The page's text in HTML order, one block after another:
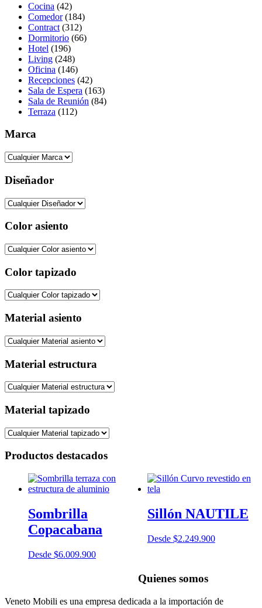
Cocina (42)
Comedor(184)
Contract (312)
Dormitorio (66)
Hotel (196)
Living (248)
Oficina (146)
Recepciones (42)
Sala de Espera (163)
Sala de Reunión (84)
Terraza (112)
Marca
Diseñador
Color asiento
Color tapizado
Material asiento
Material estructura
Material tapizado
Productos destacados
Sombrilla
Copacabana
Desde $6.009.900
Sillón NAUTILE
Desde $2.249.900
Quienes somos
Veneto Mobili es una empresa dedicada a la importación de